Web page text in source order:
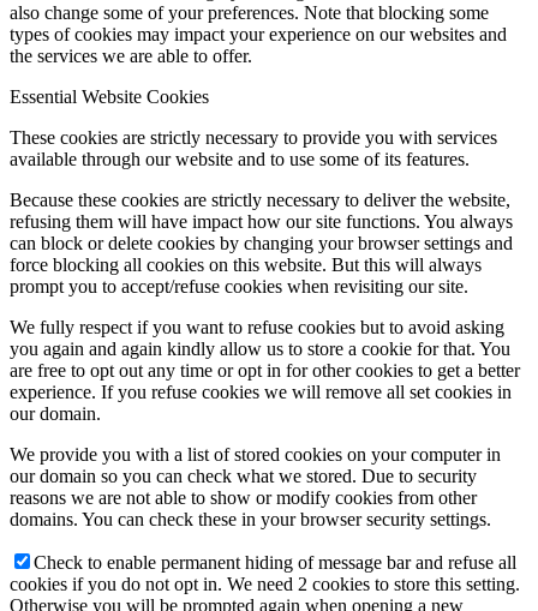
also change some of your preferences. Note that blocking some
types of cookies may impact your experience on our websites and
the services we are able to offer.
Essential Website Cookies
These cookies are strictly necessary to provide you with services
available through our website and to use some of its features.
Because these cookies are strictly necessary to deliver the website,
refusing them will have impact how our site functions. You always
can block or delete cookies by changing your browser settings and
force blocking all cookies on this website. But this will always
prompt you to accept/refuse cookies when revisiting our site.
We fully respect if you want to refuse cookies but to avoid asking
you again and again kindly allow us to store a cookie for that. You
are free to opt out any time or opt in for other cookies to get a better
experience. If you refuse cookies we will remove all set cookies in
our domain.
We provide you with a list of stored cookies on your computer in
our domain so you can check what we stored. Due to security
reasons we are not able to show or modify cookies from other
domains. You can check these in your browser security settings.
Check to enable permanent hiding of message bar and refuse all
cookies if you do not opt in. We need 2 cookies to store this setting.
Otherwise you will be prompted again when opening a new